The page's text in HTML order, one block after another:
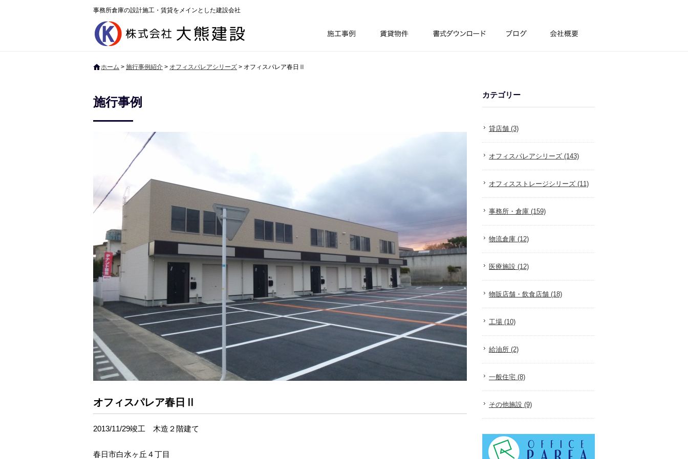
事務所倉庫の設計施工・賃貸をメインとした建設会社
ホーム > 施行事例紹介 > オフィスパレアシリーズ > オフィスパレア春日Ⅱ
施行事例
オフィスパレア春日Ⅱ
2013/11/29竣工 木造２階建て
春日市白水ヶ丘４丁目
カテゴリー
貸店舗 (3)
オフィスパレアシリーズ (143)
オフィスストレージシリーズ (11)
事務所・倉庫 (159)
物流倉庫 (12)
医療施設 (12)
物販店舗・飲食店舗 (18)
工場 (10)
給油所 (2)
一般住宅 (8)
その他施設 (9)